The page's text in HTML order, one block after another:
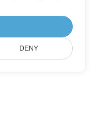
DENY